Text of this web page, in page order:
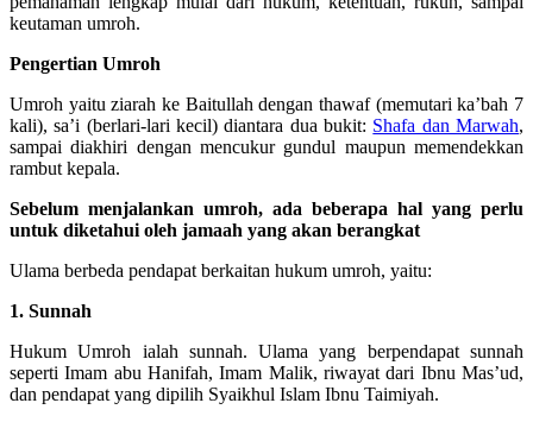
keutaman umroh.
Pengertian Umroh
Umroh yaitu ziarah ke Baitullah dengan thawaf (memutari ka’bah 7
kali), sa’i (berlari-lari kecil) diantara dua bukit: Shafa dan Marwah,
sampai diakhiri dengan mencukur gundul maupun memendekkan
rambut kepala.
Sebelum menjalankan umroh, ada beberapa hal yang perlu
untuk diketahui oleh jamaah yang akan berangkat
Ulama berbeda pendapat berkaitan hukum umroh, yaitu:
1. Sunnah
Hukum Umroh ialah sunnah. Ulama yang berpendapat sunnah
seperti Imam abu Hanifah, Imam Malik, riwayat dari Ibnu Mas’ud,
dan pendapat yang dipilih Syaikhul Islam Ibnu Taimiyah.